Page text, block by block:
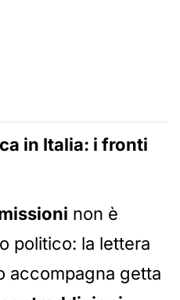
in Italia: i fronti
non è
politico: la lettera
accompagna getta